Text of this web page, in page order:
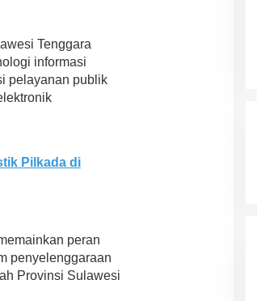
Tenggara
informasi
pelayanan publik
Pilkada di
peran
penyelenggaraan
Provinsi Sulawesi